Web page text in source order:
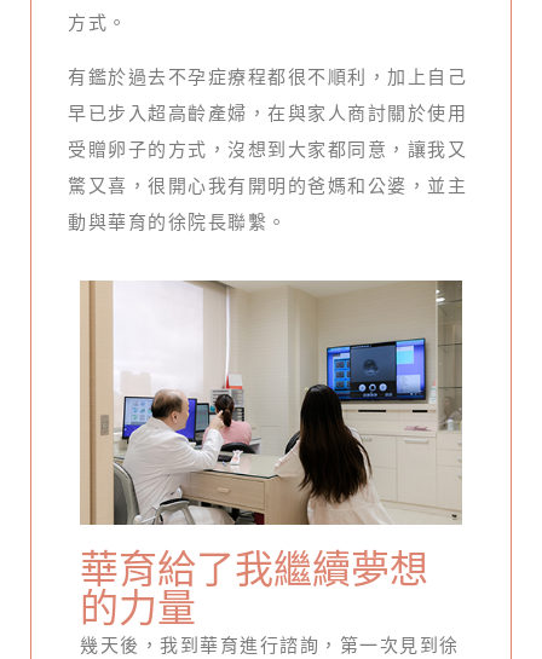
方式。
有鑑於過去不孕症療程都很不順利，加上自己
早已步入超高齡產婦，在與家人商討關於使用
受贈卵子的方式，沒想到大家都同意，讓我又
驚又喜，很開心我有開明的爸媽和公婆，並主
動與華育的徐院長聯繫。
華育給了我繼續夢想
的力量
幾天後，我到華育進行諮詢，第一次見到徐